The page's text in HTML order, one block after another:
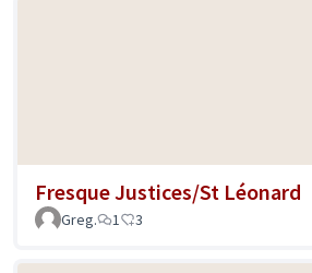
Fresque Justices/St Léonard
Greg.
1 3